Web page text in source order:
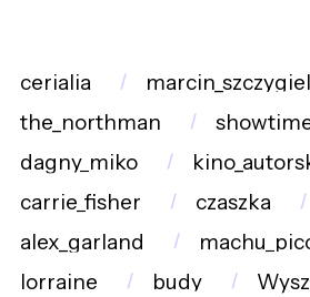
cerialia
the_northman
dagny_miko
carrie_fisher
czaszka
alex_garland
lorraine
budy